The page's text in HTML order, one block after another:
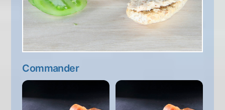
Commander